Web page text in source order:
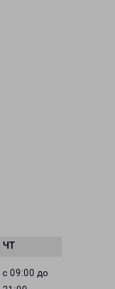
с 09:00 до